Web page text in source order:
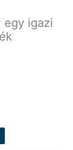
egy igazi